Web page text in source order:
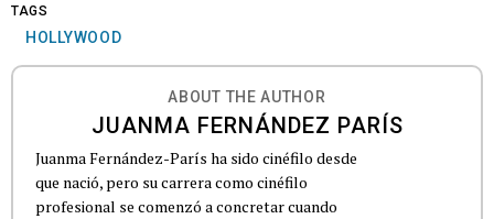
TAGS
HOLLYWOOD
ABOUT THE AUTHOR
JUANMA FERNÁNDEZ PARÍS
Juanma Fernández-París ha sido cinéfilo desde
que nació, pero su carrera como cinéfilo
profesional se comenzó a concretar cuando